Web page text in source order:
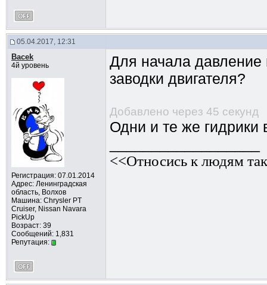
05.04.2017, 12:31
Bacek
4й уровень
Регистрация: 07.01.2014
Адрес: Ленинградская
область, Волхов
Машина: Chrysler PT
Cruiser, Nissan Navara
PickUp
Возраст: 39
Сообщений: 1,831
Репутация:
Для начала давление
заводки двигателя?
Добавлено через 45 секунд
Одни и те же гидрики
<<Относись к людям